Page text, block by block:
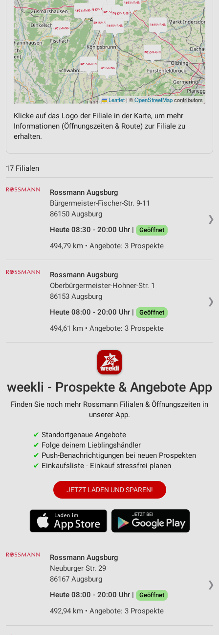
Leaflet | ©OpenStreetMapcontributors
Klicke auf das Logo der Filiale in der Karte, um mehr
Informationen (Öffnungszeiten & Route) zur Filiale zu
erhalten.
17 Filialen
❯
Rossmann Augsburg
Bürgermeister-Fischer-Str. 9-11
86150 Augsburg
Heute 08:30 - 20:00 Uhr |
Geöffnet
494,79 km • Angebote: 3 Prospekte
❯
Rossmann Augsburg
Oberbürgermeister-Hohner-Str. 1
86153 Augsburg
Heute 08:00 - 20:00 Uhr |
Geöffnet
494,61 km • Angebote: 3 Prospekte
weekli - Prospekte & Angebote App
Finden Sie noch mehr Rossmann Filialen & Öffnungszeiten in
unserer App.
✔ Standortgenaue Angebote
✔ Folge deinem Lieblingshändler
✔ Push-Benachrichtigungen bei neuen Prospekten
✔ Einkaufsliste - Einkauf stressfrei planen
JETZT LADEN UND SPAREN!
❯
Rossmann Augsburg
Neuburger Str. 29
86167 Augsburg
Heute 08:00 - 20:00 Uhr |
Geöffnet
492,94 km • Angebote: 3 Prospekte